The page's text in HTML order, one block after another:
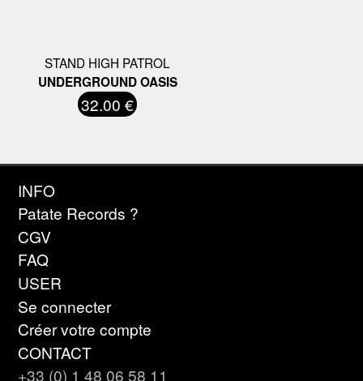
STAND HIGH PATROL
UNDERGROUND OASIS
32.00 €
INFO
Patate Records ?
CGV
FAQ
USER
Se connecter
Créer votre compte
CONTACT
+33 (0) 1 48 06 58 11